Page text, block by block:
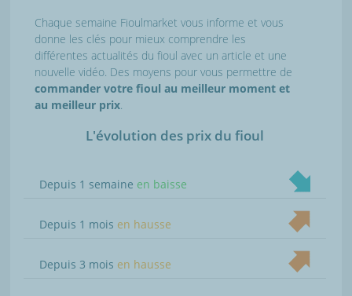
Chaque semaine Fioulmarket vous informe et vous
donne les clés pour mieux comprendre les
différentes actualités du fioul avec un article et une
nouvelle vidéo. Des moyens pour vous permettre de
commander votre fioul au meilleur moment et
au meilleur prix.
L'évolution des prix du fioul
Depuis 1 semaine en baisse
Depuis 1 mois en hausse
Depuis 3 mois en hausse